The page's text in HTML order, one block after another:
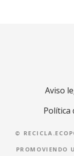
Aviso
Política
©
PROMOVIENDO